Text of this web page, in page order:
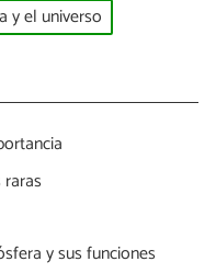
y el universo
y sus funciones